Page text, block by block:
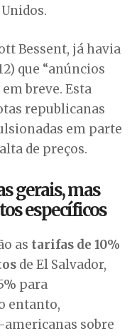
Bessent, já havia
que “anúncios
breve. Esta
republicanas
em parte
de preços.
gerais, mas
específicos
as tarifas de 10%
de El Salvador,
para
entanto,
sobre